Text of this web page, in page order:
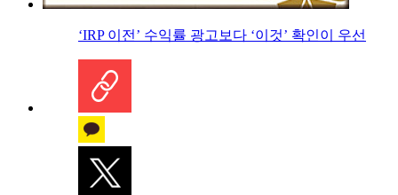
‘IRP 이전’ 수익률 광고보다 ‘이것’ 확인이 우선